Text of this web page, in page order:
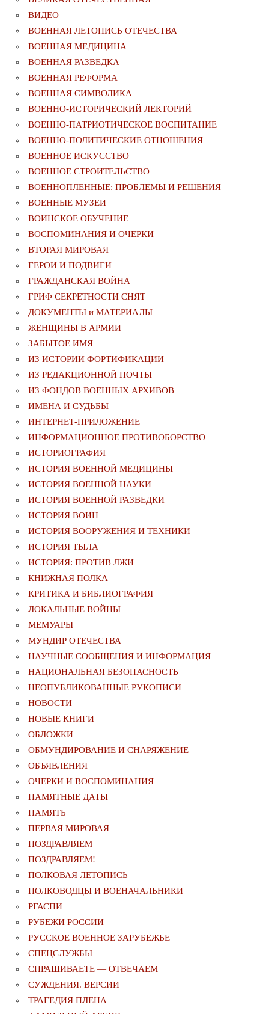
ВИДЕО
ВОЕННАЯ ЛЕТОПИСЬ ОТЕЧЕСТВА
ВОЕННАЯ МЕДИЦИНА
ВОЕННАЯ РАЗВЕДКА
ВОЕННАЯ РЕФОРМА
ВОЕННАЯ СИМВОЛИКА
ВОЕННО-ИСТОРИЧЕСКИЙ ЛЕКТОРИЙ
ВОЕННО-ПАТРИОТИЧЕСКОЕ ВОСПИТАНИЕ
ВОЕННО-ПОЛИТИЧЕСКИE ОТНОШЕНИЯ
ВОЕННОЕ ИСКУССТВО
ВОЕННОЕ СТРОИТЕЛЬСТВО
ВОЕННОПЛЕННЫЕ: ПРОБЛЕМЫ И РЕШЕНИЯ
ВОЕННЫЕ МУЗЕИ
ВОИНСКОЕ ОБУЧЕНИЕ
ВОСПОМИНАНИЯ И ОЧЕРКИ
ВТОРАЯ МИРОВАЯ
ГЕРОИ И ПОДВИГИ
ГРАЖДАНСКАЯ ВОЙНА
ГРИФ СЕКРЕТНОСТИ СНЯТ
ДОКУМЕНТЫ и МАТЕРИАЛЫ
ЖЕНЩИНЫ В АРМИИ
ЗАБЫТОЕ ИМЯ
ИЗ ИСТОРИИ ФОРТИФИКАЦИИ
ИЗ РЕДАКЦИОННОЙ ПОЧТЫ
ИЗ ФОНДОВ ВОЕННЫХ АРХИВОВ
ИМЕНА И СУДЬБЫ
ИНТЕРНЕТ-ПРИЛОЖЕНИЕ
ИНФОРМАЦИОННОЕ ПРОТИВОБОРСТВО
ИСТОРИОГРАФИЯ
ИСТОРИЯ ВОЕННОЙ МЕДИЦИНЫ
ИСТОРИЯ ВОЕННОЙ НАУКИ
ИСТОРИЯ ВОЕННОЙ РАЗВЕДКИ
ИСТОРИЯ ВОИН
ИСТОРИЯ ВООРУЖЕНИЯ И ТЕХНИКИ
ИСТОРИЯ ТЫЛА
ИСТОРИЯ: ПРОТИВ ЛЖИ
КНИЖНАЯ ПОЛКА
КРИТИКА И БИБЛИОГРАФИЯ
ЛОКАЛЬНЫЕ ВОЙНЫ
МЕМУАРЫ
МУНДИР ОТЕЧЕСТВА
НАУЧНЫЕ СООБЩЕНИЯ И ИНФОРМАЦИЯ
НАЦИОНАЛЬНАЯ БЕЗОПАСНОСТЬ
НЕОПУБЛИКОВАННЫЕ РУКОПИСИ
НОВОСТИ
НОВЫЕ КНИГИ
ОБЛОЖКИ
ОБМУНДИРОВАНИЕ И СНАРЯЖЕНИЕ
ОБЪЯВЛЕНИЯ
ОЧЕРКИ И ВОСПОМИНАНИЯ
ПАМЯТНЫЕ ДАТЫ
ПАМЯТЬ
ПЕРВАЯ МИРОВАЯ
ПОЗДРАВЛЯЕМ
ПОЗДРАВЛЯЕМ!
ПОЛКОВАЯ ЛЕТОПИСЬ
ПОЛКОВОДЦЫ И ВОЕНАЧАЛЬНИКИ
РГАСПИ
РУБЕЖИ РОССИИ
РУССКОЕ ВОЕННОЕ ЗАРУБЕЖЬЕ
СПЕЦСЛУЖБЫ
СПРАШИВАЕТЕ — ОТВЕЧАЕМ
СУЖДЕНИЯ. ВЕРСИИ
ТРАГЕДИЯ ПЛЕНА